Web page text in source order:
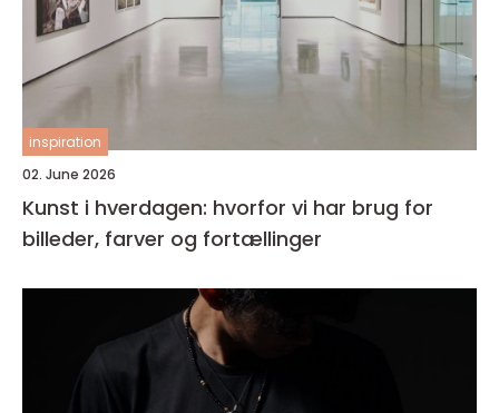
inspiration
02. June 2026
Kunst i hverdagen: hvorfor vi har brug for
billeder, farver og fortællinger